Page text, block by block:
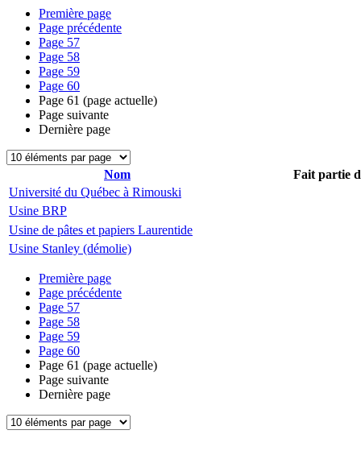
Première page
Page précédente
Page 57
Page 58
Page 59
Page 60
Page 61 (page actuelle)
Page suivante
Dernière page
Nom
Fait partie
Université du Québec à Rimouski
Usine BRP
Usine de pâtes et papiers Laurentide
Usine Stanley (démolie)
Première page
Page précédente
Page 57
Page 58
Page 59
Page 60
Page 61 (page actuelle)
Page suivante
Dernière page